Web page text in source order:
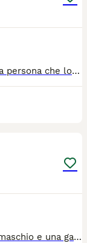
Regalo meraviglioao e simpatico gattino a persona che lo terrá bene. Il gattino é vivace, giocherellone e sano ( é un gattino trovatello )
si regalano solo a interessati un gattino maschio e una gattina nera di circa due mesi . zone limitrofe vicino a Calisese di Cesena